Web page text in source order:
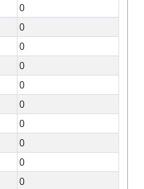
0
0
0
0
0
0
0
0
0
0